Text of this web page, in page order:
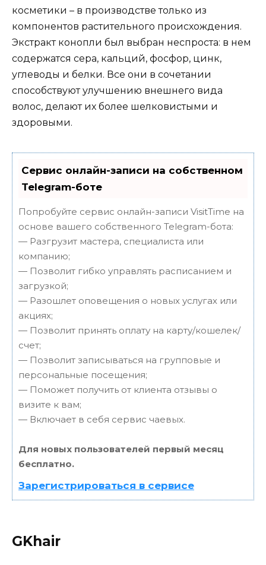
косметики – в производстве только из
компонентов растительного происхождения.
Экстракт конопли был выбран неспроста: в нем
содержатся сера, кальций, фосфор, цинк,
углеводы и белки. Все они в сочетании
способствуют улучшению внешнего вида
волос, делают их более шелковистыми и
здоровыми.
Сервис онлайн-записи на собственном
Telegram-боте
Попробуйте сервис онлайн-записи VisitTime на
основе вашего собственного Telegram-бота:
— Разгрузит мастера, специалиста или
компанию;
— Позволит гибко управлять расписанием и
загрузкой;
— Разошлет оповещения о новых услугах или
акциях;
— Позволит принять оплату на карту/кошелек/
счет;
— Позволит записываться на групповые и
персональные посещения;
— Поможет получить от клиента отзывы о
визите к вам;
— Включает в себя сервис чаевых.
Для новых пользователей первый месяц
бесплатно.
Зарегистрироваться в сервисе
GKhair